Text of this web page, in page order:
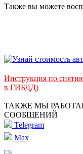
Также вы можете
Инструкция по снятию
в ГИБДД)
ТАКЖЕ МЫ
СООБЩЕНИЙ
Telegram
Max